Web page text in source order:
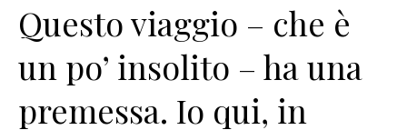
Questo viaggio – che è
un po’ insolito – ha una
premessa. Io qui, in